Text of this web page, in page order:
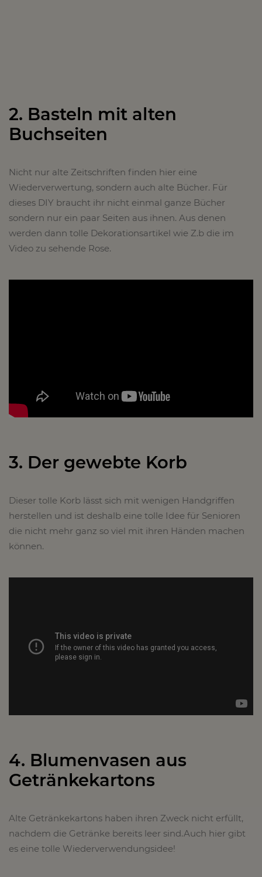
2. Basteln mit alten
Buchseiten
Nicht nur alte Zeitschriften finden hier eine
Wiederverwertung, sondern auch alte Bücher. Für
dieses DIY braucht ihr nicht einmal ganze Bücher
sondern nur ein paar Seiten aus ihnen. Aus denen
werden dann tolle Dekorationsartikel wie Z.b die im
Video zu sehende Rose.
3. Der gewebte Korb
Dieser tolle Korb lässt sich mit wenigen Handgriffen
herstellen und ist deshalb eine tolle Idee für Senioren
die nicht mehr ganz so viel mit ihren Händen machen
können.
4. Blumenvasen aus
Getränkekartons
Alte Getränkekartons haben ihren Zweck nicht erfüllt,
nachdem die Getränke bereits leer sind.Auch hier gibt
es eine tolle Wiederverwendungsidee!